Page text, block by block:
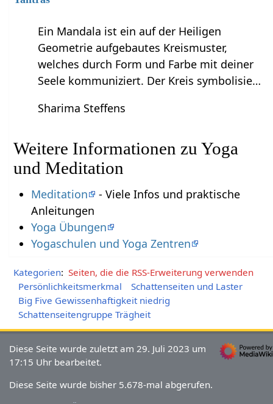
Ein Mandala ist ein auf der Heiligen
Geometrie aufgebautes Kreismuster,
welches durch Form und Farbe mit deiner
Seele kommuniziert. Der Kreis symbolisie…
Sharima Steffens
Weitere Informationen zu Yoga
und Meditation
Meditation
- Viele Infos und praktische
Anleitungen
Yoga Übungen
Yogaschulen und Yoga Zentren
Kategorien: Seiten, die die RSS-Erweiterung verwenden
Persönlichkeitsmerkmal
Schattenseiten und Laster
Big Five Gewissenhaftigkeit niedrig
Schattenseitengruppe Trägheit
Diese Seite wurde zuletzt am 29. Juli 2023 um
17:15 Uhr bearbeitet.
Diese Seite wurde bisher 5.678-mal abgerufen.